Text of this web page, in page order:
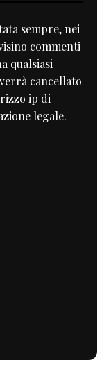
sempre, nei
commenti
qualsiasi
cancellato
ip di
legale.